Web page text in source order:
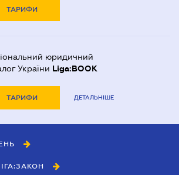
ТАРИФИ
юридичний
України Liga:BOOK
ТАРИФИ ДЕТАЛЬНІШЕ